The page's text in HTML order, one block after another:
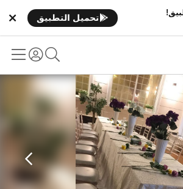
تحميل التطبيق